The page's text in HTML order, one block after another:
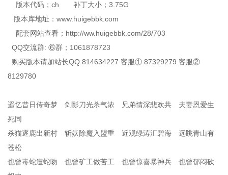
版本代码；ch 补丁大小；3.75G
版本库地址：www.huigebbk.com
配套网站查看；http://ww.huigebbk.com/28/703
QQ交流群: ⑥群；1061878723
购买版本请加站长QQ:814634227 客服① 87329279 客服②
8129780
遥忆昔日传奇梦 剑影刀光杀气浓 兄弟情深悲欢共 夫妻恩爱生
死同
杀猫逐鹿出新村 斩妖除魔入盟重 近观绿涛汇碧海 远眺青山有
苍松
也曾毒蛇遭蛇吻 也曾矿工做苦工 也曾惊喜暴神兵 也曾郁闷砍